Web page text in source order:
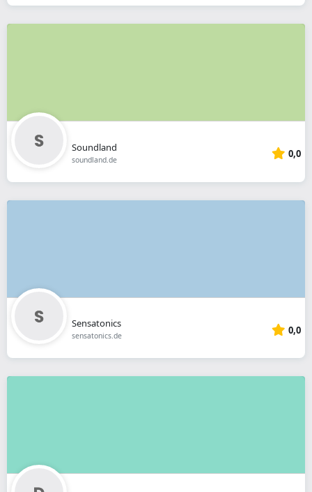
Soundland
soundland.de 0,0
Sensatonics
sensatonics.de 0,0